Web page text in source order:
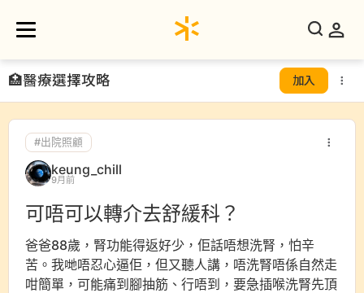
🏥醫療選擇攻略 加入
#出院照顧
keung_chill
9月前
可唔可以轉介去舒緩科？
爸爸88歲，腎功能得返好少，佢話唔想洗腎，怕辛
苦。我哋唔忍心逼佢，但又聽人講，唔洗腎唔係自然走
咁簡單，可能痛到腳抽筋、行唔到，要急插喉洗腎先頂